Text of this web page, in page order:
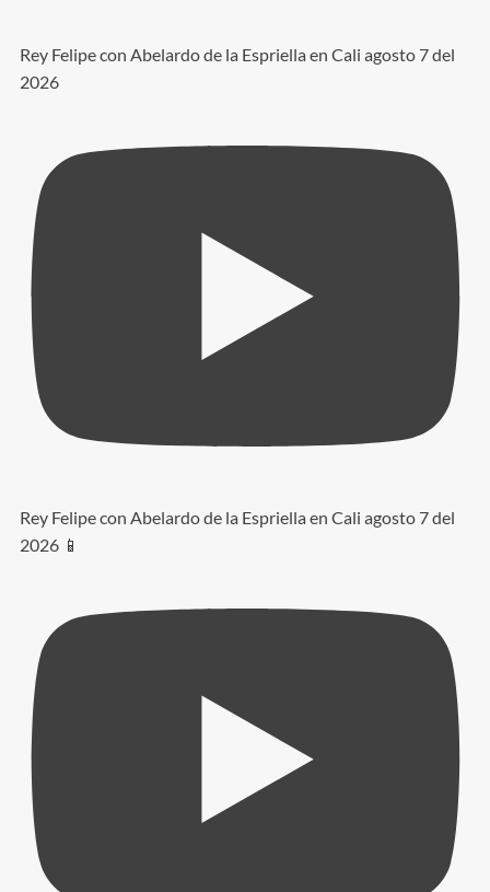
Rey Felipe con Abelardo de la Espriella en Cali agosto 7 del
2026
Rey Felipe con Abelardo de la Espriella en Cali agosto 7 del
2026 📱